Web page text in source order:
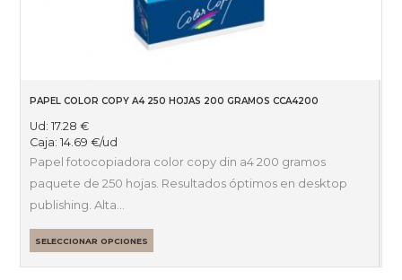
PAPEL COLOR COPY A4 250 HOJAS 200 GRAMOS CCA4200
Ud:17.28€
Caja:14.69€/ud
Papel fotocopiadora color copy din a4 200 gramos
paquete de 250 hojas. Resultados óptimos en desktop
publishing. Alta…
SELECCIONAR OPCIONES